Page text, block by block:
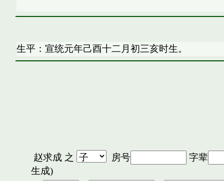
生平：宣统元年己酉十二月初三亥时生。
赵求成之 房号
字辈
生成)